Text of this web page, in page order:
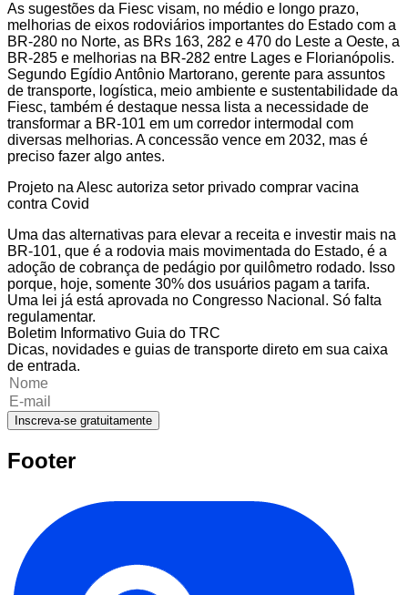
As sugestões da Fiesc visam, no médio e longo prazo,
melhorias de eixos rodoviários importantes do Estado com a
BR-280 no Norte, as BRs 163, 282 e 470 do Leste a Oeste, a
BR-285 e melhorias na BR-282 entre Lages e Florianópolis.
Segundo Egídio Antônio Martorano, gerente para assuntos
de transporte, logística, meio ambiente e sustentabilidade da
Fiesc, também é destaque nessa lista a necessidade de
transformar a BR-101 em um corredor intermodal com
diversas melhorias. A concessão vence em 2032, mas é
preciso fazer algo antes.
Projeto na Alesc autoriza setor privado comprar vacina
contra Covid
Uma das alternativas para elevar a receita e investir mais na
BR-101, que é a rodovia mais movimentada do Estado, é a
adoção de cobrança de pedágio por quilômetro rodado. Isso
porque, hoje, somente 30% dos usuários pagam a tarifa.
Uma lei já está aprovada no Congresso Nacional. Só falta
regulamentar.
Boletim Informativo Guia do TRC
Dicas, novidades e guias de transporte direto em sua caixa
de entrada.
Inscreva-se gratuitamente
Footer